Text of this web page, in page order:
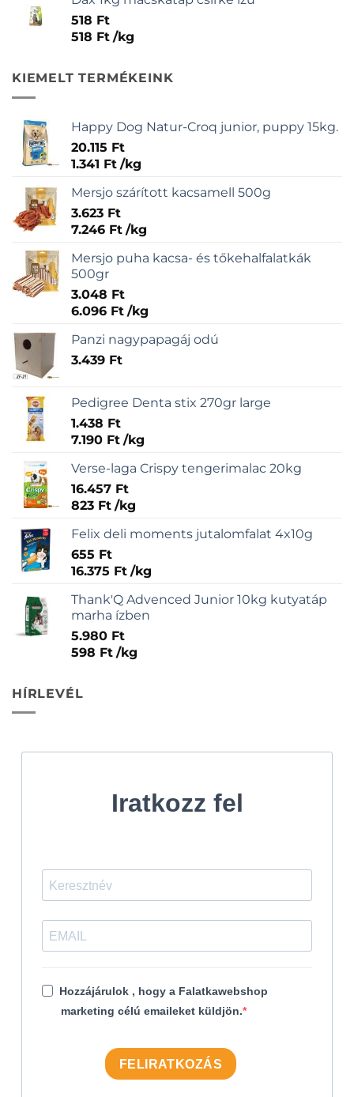
518 Ft
518 Ft /kg
KIEMELT TERMÉKEINK
Happy Dog Natur-Croq junior, puppy 15kg.
20.115 Ft
1.341 Ft /kg
Mersjo szárított kacsamell 500g
3.623 Ft
7.246 Ft /kg
Mersjo puha kacsa- és tőkehalfalatkák
500gr
3.048 Ft
6.096 Ft /kg
Panzi nagypapagáj odú
3.439 Ft
Pedigree Denta stix 270gr large
1.438 Ft
7.190 Ft /kg
Verse-laga Crispy tengerimalac 20kg
16.457 Ft
823 Ft /kg
Felix deli moments jutalomfalat 4x10g
655 Ft
16.375 Ft /kg
Thank'Q Advenced Junior 10kg kutyatáp
marha ízben
5.980 Ft
598 Ft /kg
HÍRLEVÉL
Iratkozz fel
Hozzájárulok , hogy a Falatkawebshop
marketing célú emaileket küldjön.
FELIRATKOZÁS